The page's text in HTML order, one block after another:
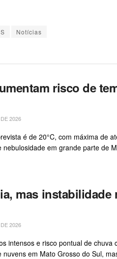
Notícias
risco de
2026
é de 20°C, com máxima de
em grande parte de
mas
2026
intensos e risco pontual de
em Mato Grosso do Sul,